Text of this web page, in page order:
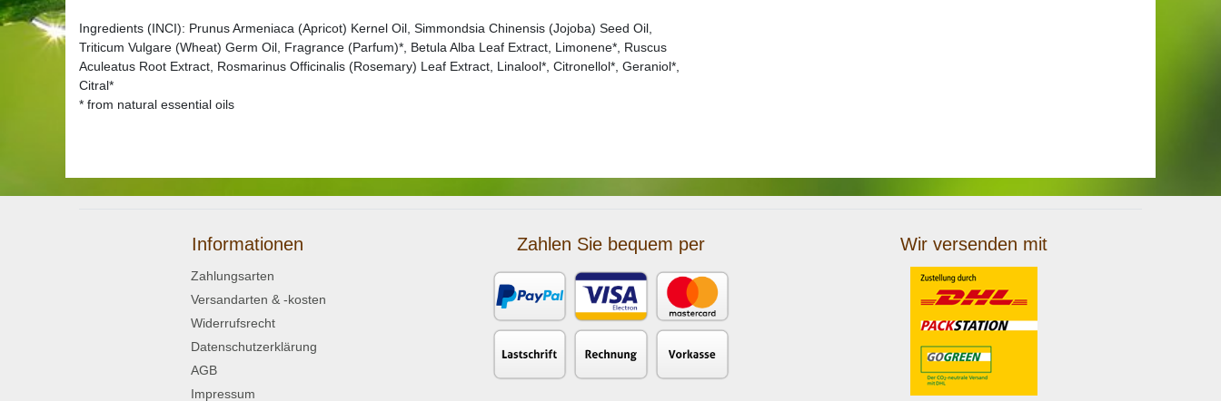
Ingredients (INCI): Prunus Armeniaca (Apricot) Kernel Oil, Simmondsia Chinensis (Jojoba) Seed Oil,
Triticum Vulgare (Wheat) Germ Oil, Fragrance (Parfum)*, Betula Alba Leaf Extract, Limonene*, Ruscus
Aculeatus Root Extract, Rosmarinus Officinalis (Rosemary) Leaf Extract, Linalool*, Citronellol*, Geraniol*,
Citral*
* from natural essential oils
Informationen
Zahlungsarten
Versandarten & -kosten
Widerrufsrecht
Datenschutzerklärung
AGB
Impressum
Zahlen Sie bequem per Wir versenden mit